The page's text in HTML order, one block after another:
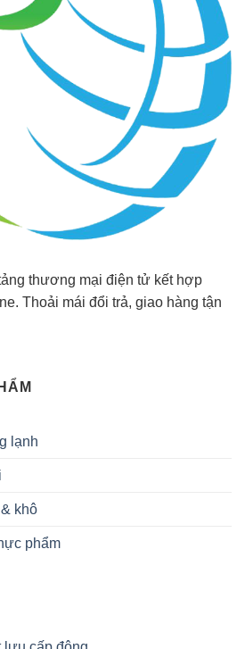
thương mại điện tử kết hợp
Thoải mái đổi trả, giao hàng tận
lạnh
khô
phẩm